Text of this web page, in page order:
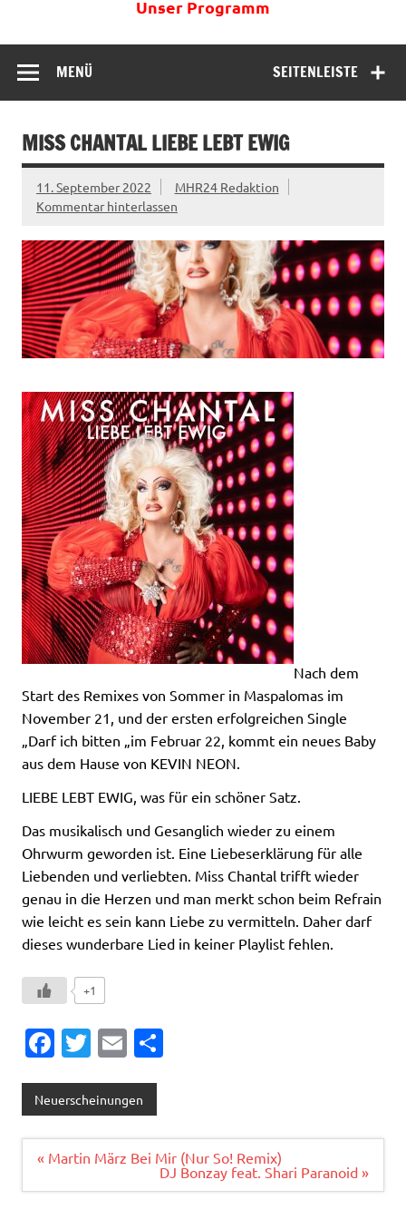
Unser Programm
SEITENLEISTE
MENÜ
MISS CHANTAL LIEBE LEBT EWIG
11. September 2022
MHR24 Redaktion
Kommentar hinterlassen
Nach dem
Start des Remixes von Sommer in Maspalomas im
November 21, und der ersten erfolgreichen Single
„Darf ich bitten „im Februar 22, kommt ein neues Baby
aus dem Hause von KEVIN NEON.
LIEBE LEBT EWIG, was für ein schöner Satz.
Das musikalisch und Gesanglich wieder zu einem
Ohrwurm geworden ist. Eine Liebeserklärung für alle
Liebenden und verliebten. Miss Chantal trifft wieder
genau in die Herzen und man merkt schon beim Refrain
wie leicht es sein kann Liebe zu vermitteln. Daher darf
dieses wunderbare Lied in keiner Playlist fehlen.
+1
Fa
e
b
o
o
T
it
te
r
E
ai
l
n
Neuerscheinungen
Beitragsnavigation
« Martin März Bei Mir (Nur So! Remix)
DJ Bonzay feat. Shari Paranoid »